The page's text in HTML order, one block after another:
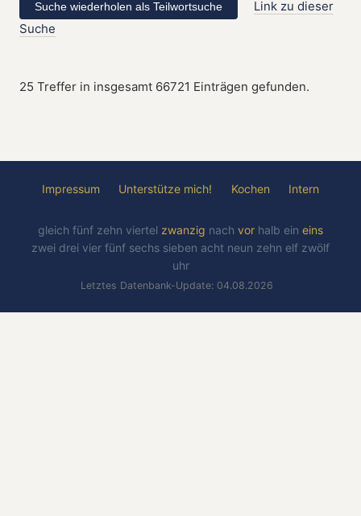
Link zu dieser
Suche
25 Treffer in insgesamt 66721 Einträgen gefunden.
Impressum Unterstütze mich! Kochen Intern
gleich fünf zehn viertel zwanzig nach vor halb ein eins
zwei drei vier fünf sechs sieben acht neun zehn elf zwölf
uhr
Letztes Datenbank-Update: 04.08.2026